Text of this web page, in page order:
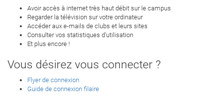
Avoir accès à internet très haut débit sur le campus
Regarder la télévision sur votre ordinateur
Accéder aux e-mails de clubs et leurs sites
Consulter vos statistiques d'utilisation
Et plus encore !
Vous désirez vous connecter ?
Flyer de connexion
Guide de connexion filaire